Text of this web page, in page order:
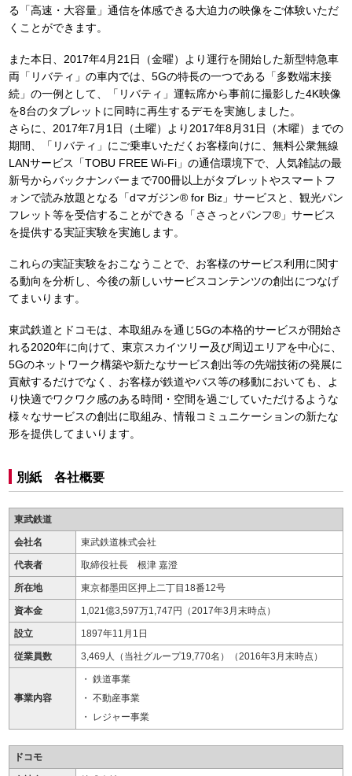
る「高速・大容量」通信を体感できる大迫力の映像をご体験いただ
くことができます。
また本日、2017年4月21日（金曜）より運行を開始した新型特急車
両「リバティ」の車内では、5Gの特長の一つである「多数端末接
続」の一例として、「リバティ」運転席から事前に撮影した4K映像
を8台のタブレットに同時に再生するデモを実施しました。
さらに、2017年7月1日（土曜）より2017年8月31日（木曜）までの
期間、「リバティ」にご乗車いただくお客様向けに、無料公衆無線
LANサービス「TOBU FREE Wi-Fi」の通信環境下で、人気雑誌の最
新号からバックナンバーまで700冊以上がタブレットやスマートフ
ォンで読み放題となる「dマガジン® for Biz」サービスと、観光パン
フレット等を受信することができる「ささっとパンフ®」サービス
を提供する実証実験を実施します。
これらの実証実験をおこなうことで、お客様のサービス利用に関す
る動向を分析し、今後の新しいサービスコンテンツの創出につなげ
てまいります。
東武鉄道とドコモは、本取組みを通じ5Gの本格的サービスが開始さ
れる2020年に向けて、東京スカイツリー及び周辺エリアを中心に、
5Gのネットワーク構築や新たなサービス創出等の先端技術の発展に
貢献するだけでなく、お客様が鉄道やバス等の移動においても、よ
り快適でワクワク感のある時間・空間を過ごしていただけるような
様々なサービスの創出に取組み、情報コミュニケーションの新たな
形を提供してまいります。
別紙 各社概要
東武鉄道
会社名 東武鉄道株式会社
代表者 取締役社長 根津 嘉澄
所在地 東京都墨田区押上二丁目18番12号
資本金 1,021億3,597万1,747円（2017年3月末時点）
設立 1897年11月1日
従業員数 3,469人（当社グループ19,770名）（2016年3月末時点）
事業内容
鉄道事業
不動産事業
レジャー事業
ドコモ